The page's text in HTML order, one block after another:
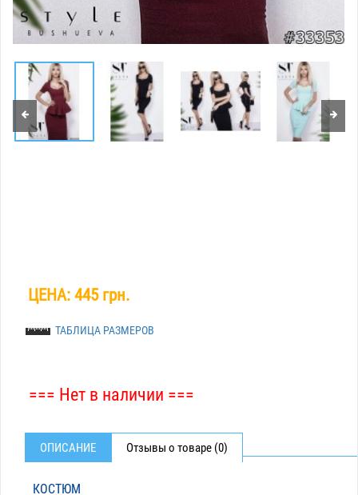
ЦЕНА: 445 грн.
ТАБЛИЦА РАЗМЕРОВ
=== Нет в наличии ===
ОПИСАНИЕ Отзывы о товаре (0)
КОСТЮМ